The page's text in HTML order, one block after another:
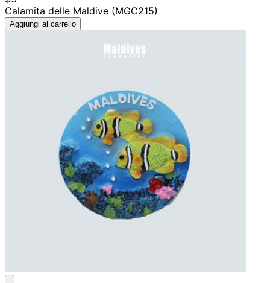
Calamita delle Maldive (MGC215)
Aggiungi al carrello